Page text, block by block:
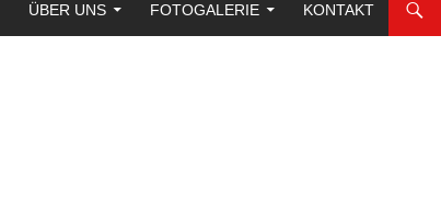
ÜBER UNS FOTOGALERIE KONTAKT